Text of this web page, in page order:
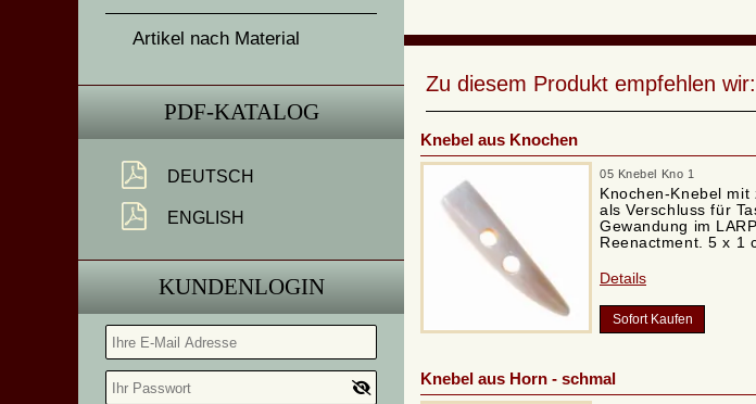
Artikel nach Material
PDF-KATALOG
DEUTSCH
ENGLISH
KUNDENLOGIN
Zu diesem Produkt empfehlen wir:
Knebel aus Knochen
05 Knebel Kno 1
Knochen-Knebel mit
als Verschluss für
Gewandung im
Reenactment. 5 x 1
Details
Sofort Kaufen
Knebel aus Horn - schmal